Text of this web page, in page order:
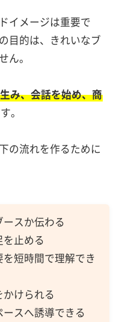
イメージは重要で
目的は、きれいなブ
ん。
み、会話を始め、商
。
の流れを作るために
ースか伝わる
を止める
を短時間で理解でき
かけられる
ースへ誘導できる